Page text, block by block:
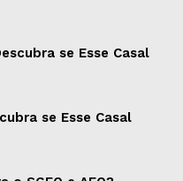
se Esse Casal
se Esse Casal